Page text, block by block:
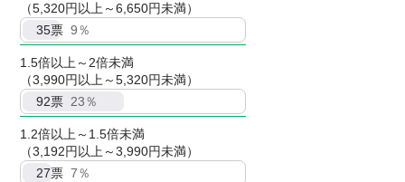
（5,320円以上～6,650円未満）
35票 9％
1.5倍以上～2倍未満
（3,990円以上～5,320円未満）
92票 23％
1.2倍以上～1.5倍未満
（3,192円以上～3,990円未満）
27票 7％